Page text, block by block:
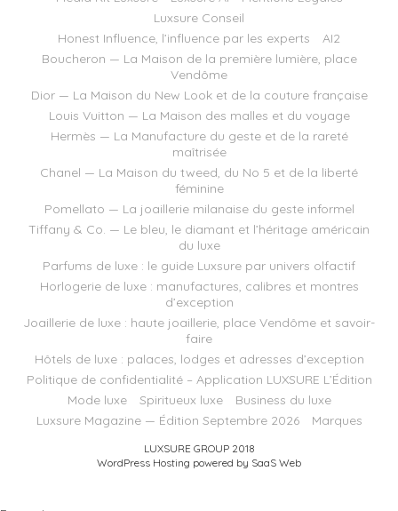
Luxsure Conseil
Honest Influence, l’influence par les experts
AI2
Boucheron — La Maison de la première lumière, place
Vendôme
Dior — La Maison du New Look et de la couture française
Louis Vuitton — La Maison des malles et du voyage
Hermès — La Manufacture du geste et de la rareté
maîtrisée
Chanel — La Maison du tweed, du No 5 et de la liberté
féminine
Pomellato — La joaillerie milanaise du geste informel
Tiffany & Co. — Le bleu, le diamant et l’héritage américain
du luxe
Parfums de luxe : le guide Luxsure par univers olfactif
Horlogerie de luxe : manufactures, calibres et montres
d’exception
Joaillerie de luxe : haute joaillerie, place Vendôme et savoir-
faire
Hôtels de luxe : palaces, lodges et adresses d’exception
Politique de confidentialité – Application LUXSURE L’Édition
Mode luxe
Spiritueux luxe
Business du luxe
Luxsure Magazine — Édition Septembre 2026
Marques
LUXSURE GROUP 2018
WordPress Hosting powered by SaaS Web